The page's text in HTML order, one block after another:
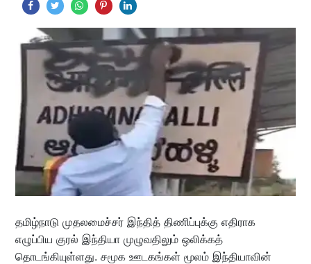
தமிழ்நாடு முதலமைச்சர் இந்தித் திணிப்புக்கு எதிராக
எழுப்பிய குரல் இந்தியா முழுவதிலும் ஒலிக்கத்
தொடங்கியுள்ளது. சமூக ஊடகங்கள் மூலம் இந்தியாவின்